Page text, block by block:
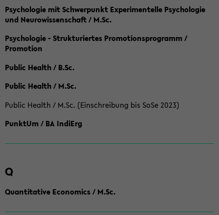
Psychologie mit Schwerpunkt Experimentelle Psychologie
und Neurowissenschaft / M.Sc.
Psychologie - Strukturiertes Promotionsprogramm /
Promotion
Public Health / B.Sc.
Public Health / M.Sc.
Public Health / M.Sc. (Einschreibung bis SoSe 2023)
PunktUm / BA IndiErg
Q
Quantitative Economics / M.Sc.